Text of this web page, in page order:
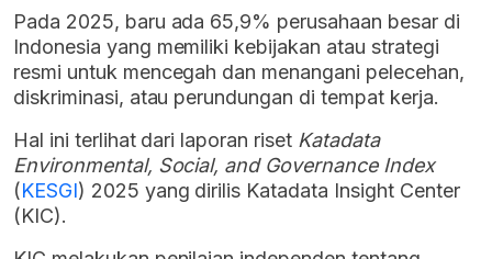
Pada 2025, baru ada 65,9% perusahaan besar di
Indonesia yang memiliki kebijakan atau strategi
resmi untuk mencegah dan menangani pelecehan,
diskriminasi, atau perundungan di tempat kerja.
Hal ini terlihat dari laporan riset Katadata
Environmental, Social, and Governance Index
(KESGI) 2025 yang dirilis Katadata Insight Center
(KIC).